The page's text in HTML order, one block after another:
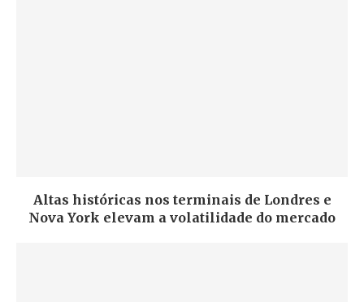
Altas históricas nos terminais de Londres e
Nova York elevam a volatilidade do mercado